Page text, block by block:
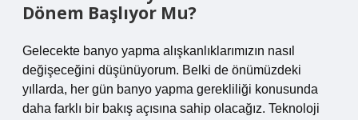
Dönem Başlıyor Mu?
Gelecekte banyo yapma alışkanlıklarımızın nasıl
değişeceğini düşünüyorum. Belki de önümüzdeki
yıllarda, her gün banyo yapma gerekliliği konusunda
daha farklı bir bakış açısına sahip olacağız. Teknoloji